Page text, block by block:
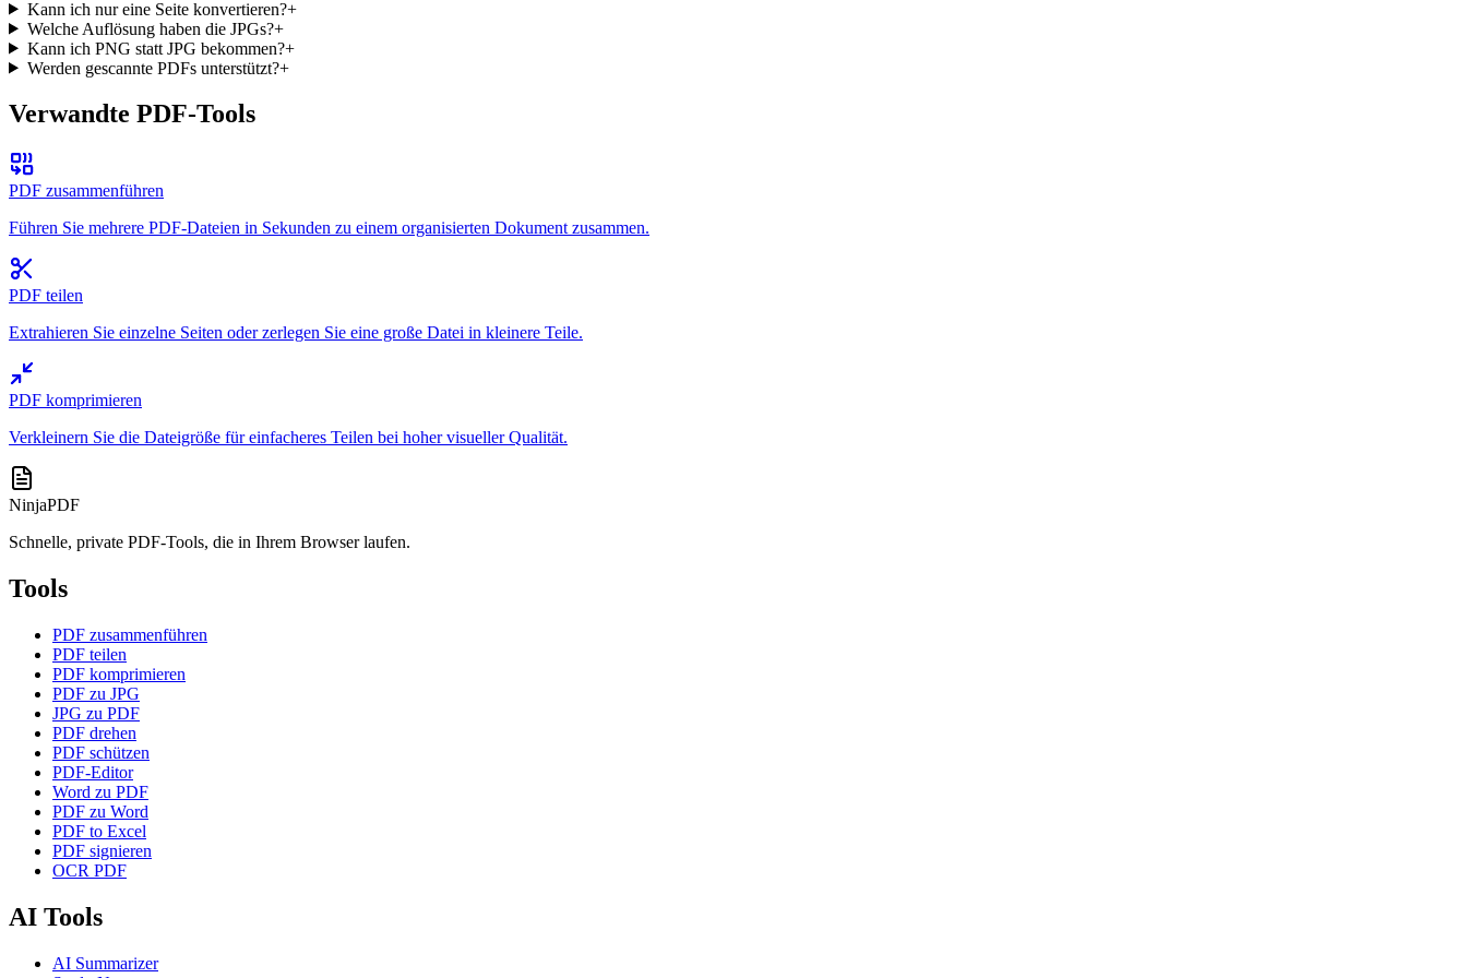
Kann ich nur eine Seite konvertieren?+
Welche Auflösung haben die JPGs?+
Kann ich PNG statt JPG bekommen?+
Werden gescannte PDFs unterstützt?+
Verwandte PDF-Tools
PDF zusammenführen
Führen Sie mehrere PDF-Dateien in Sekunden zu einem organisierten Dokument zusammen.
PDF teilen
Extrahieren Sie einzelne Seiten oder zerlegen Sie eine große Datei in kleinere Teile.
PDF komprimieren
Verkleinern Sie die Dateigröße für einfacheres Teilen bei hoher visueller Qualität.
NinjaPDF
Schnelle, private PDF-Tools, die in Ihrem Browser laufen.
Tools
PDF zusammenführen
PDF teilen
PDF komprimieren
PDF zu JPG
JPG zu PDF
PDF drehen
PDF schützen
PDF-Editor
Word zu PDF
PDF zu Word
PDF to Excel
PDF signieren
OCR PDF
AI Tools
AI Summarizer